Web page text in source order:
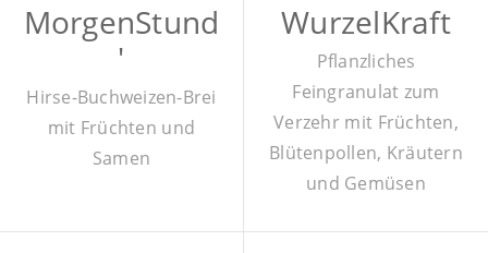
MorgenStund
'
Hirse-Buchweizen-Brei
mit Früchten und
Samen
WurzelKraft
Pflanzliches
Feingranulat zum
Verzehr mit Früchten,
Blütenpollen, Kräutern
und Gemüsen